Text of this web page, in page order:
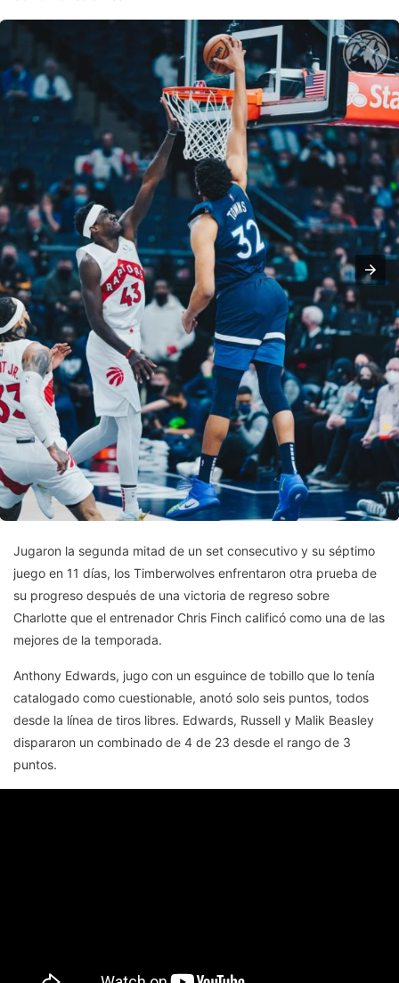
Jugaron la segunda mitad de un set consecutivo y su séptimo
juego en 11 días, los Timberwolves enfrentaron otra prueba de
su progreso después de una victoria de regreso sobre
Charlotte que el entrenador Chris Finch calificó como una de las
mejores de la temporada.
Anthony Edwards, jugo con un esguince de tobillo que lo tenía
catalogado como cuestionable, anotó solo seis puntos, todos
desde la línea de tiros libres. Edwards, Russell y Malik Beasley
dispararon un combinado de 4 de 23 desde el rango de 3
puntos.